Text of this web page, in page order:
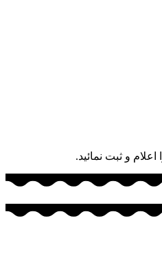
و ثبت نمائید.